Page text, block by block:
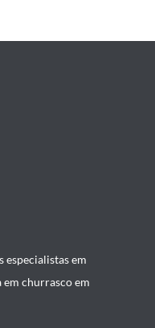
especialistas em
churrasco em